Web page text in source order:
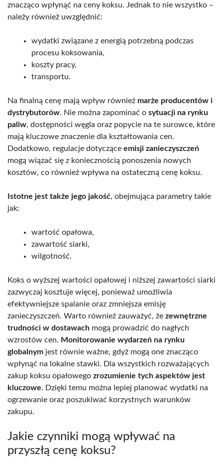
znacząco wpłynąć na ceny koksu. Jednak to nie wszystko –
należy również uwzględnić:
wydatki związane z energią potrzebną podczas
procesu koksowania,
koszty pracy,
transportu.
Na finalną cenę mają wpływ również marże producentów i
dystrybutorów. Nie można zapominać o sytuacji na rynku
paliw, dostępności węgla oraz popycie na te surowce, które
mają kluczowe znaczenie dla kształtowania cen.
Dodatkowo, regulacje dotyczące emisji zanieczyszczeń
mogą wiązać się z koniecznością ponoszenia nowych
kosztów, co również wpływa na ostateczną cenę koksu.
Istotne jest także jego jakość, obejmująca parametry takie
jak:
wartość opałowa,
zawartość siarki,
wilgotność.
Koks o wyższej wartości opałowej i niższej zawartości siarki
zazwyczaj kosztuje więcej, ponieważ umożliwia
efektywniejsze spalanie oraz zmniejsza emisję
zanieczyszczeń. Warto również zauważyć, że zewnętrzne
trudności w dostawach mogą prowadzić do nagłych
wzrostów cen. Monitorowanie wydarzeń na rynku
globalnym jest równie ważne, gdyż mogą one znacząco
wpłynąć na lokalne stawki. Dla wszystkich rozważających
zakup koksu opałowego zrozumienie tych aspektów jest
kluczowe. Dzięki temu można lepiej planować wydatki na
ogrzewanie oraz poszukiwać korzystnych warunków
zakupu.
Jakie czynniki mogą wpływać na
przyszłą cenę koksu?